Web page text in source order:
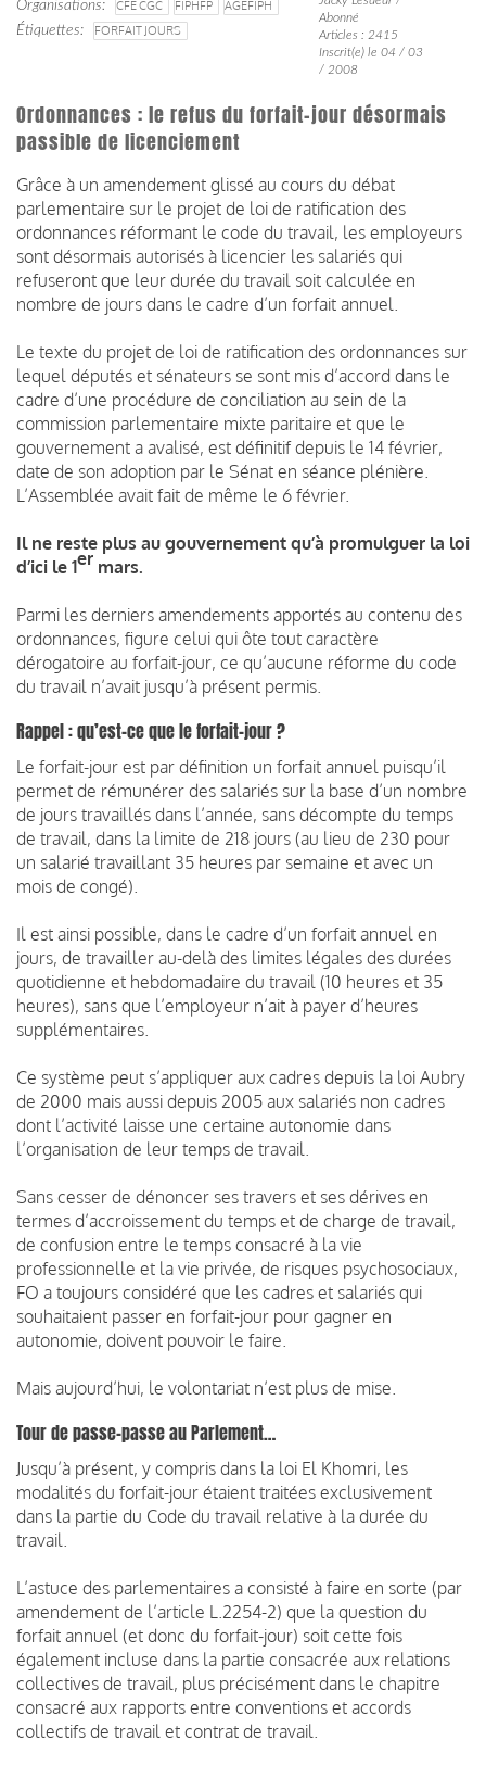
Organisations CFE CGC FIPHFP
AGEFIPH
Étiquettes
FORFAIT JOURS
Abonné
Articles : 2415
Inscrit(e) le 04 / 03
/ 2008
Ordonnances : le refus du forfait-jour désormais
passible de licenciement
Grâce à un amendement glissé au cours du débat
parlementaire sur le projet de loi de ratification des
ordonnances réformant le code du travail, les employeurs
sont désormais autorisés à licencier les salariés qui
refuseront que leur durée du travail soit calculée en
nombre de jours dans le cadre d’un forfait annuel.
Le texte du projet de loi de ratification des ordonnances sur
lequel députés et sénateurs se sont mis d’accord dans le
cadre d’une procédure de conciliation au sein de la
commission parlementaire mixte paritaire et que le
gouvernement a avalisé, est définitif depuis le 14 février,
date de son adoption par le Sénat en séance plénière.
L’Assemblée avait fait de même le 6 février.
Il ne reste plus au gouvernement qu’à promulguer la loi
d’ici le 1er mars.
Parmi les derniers amendements apportés au contenu des
ordonnances, figure celui qui ôte tout caractère
dérogatoire au forfait-jour, ce qu’aucune réforme du code
du travail n’avait jusqu’à présent permis.
Rappel : qu’est-ce que le forfait-jour ?
Le forfait-jour est par définition un forfait annuel puisqu’il
permet de rémunérer des salariés sur la base d’un nombre
de jours travaillés dans l’année, sans décompte du temps
de travail, dans la limite de 218 jours (au lieu de 230 pour
un salarié travaillant 35 heures par semaine et avec un
mois de congé).
Il est ainsi possible, dans le cadre d’un forfait annuel en
jours, de travailler au-delà des limites légales des durées
quotidienne et hebdomadaire du travail (10 heures et 35
heures), sans que l’employeur n’ait à payer d’heures
supplémentaires.
Ce système peut s’appliquer aux cadres depuis la loi Aubry
de 2000 mais aussi depuis 2005 aux salariés non cadres
dont l’activité laisse une certaine autonomie dans
l’organisation de leur temps de travail.
Sans cesser de dénoncer ses travers et ses dérives en
termes d’accroissement du temps et de charge de travail,
de confusion entre le temps consacré à la vie
professionnelle et la vie privée, de risques psychosociaux,
FO a toujours considéré que les cadres et salariés qui
souhaitaient passer en forfait-jour pour gagner en
autonomie, doivent pouvoir le faire.
Mais aujourd’hui, le volontariat n’est plus de mise.
Tour de passe-passe au Parlement…
Jusqu’à présent, y compris dans la loi El Khomri, les
modalités du forfait-jour étaient traitées exclusivement
dans la partie du Code du travail relative à la durée du
travail.
L’astuce des parlementaires a consisté à faire en sorte (par
amendement de l’article L.2254-2) que la question du
forfait annuel (et donc du forfait-jour) soit cette fois
également incluse dans la partie consacrée aux relations
collectives de travail, plus précisément dans le chapitre
consacré aux rapports entre conventions et accords
collectifs de travail et contrat de travail.